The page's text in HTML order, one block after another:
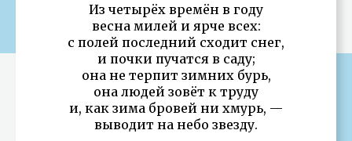
Из четырёх времён в году
весна милей и ярче всех:
с полей последний сходит снег,
и почки пучатся в саду;
она не терпит зимних бурь,
она людей зовёт к труду
и, как зима бровей ни хмурь, —
выводит на небо звезду.